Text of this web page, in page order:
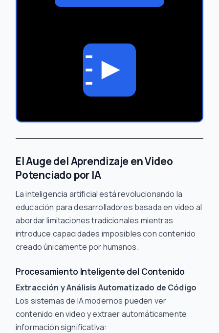
El Auge del Aprendizaje en Video
Potenciado por IA
La inteligencia artificial está revolucionando la
educación para desarrolladores basada en video al
abordar limitaciones tradicionales mientras
introduce capacidades imposibles con contenido
creado únicamente por humanos.
Procesamiento Inteligente del Contenido
Extracción y Análisis Automatizado de Código
Los sistemas de IA modernos pueden ver
contenido en video y extraer automáticamente
información significativa: